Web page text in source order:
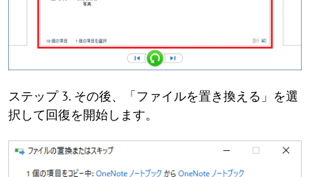
ステップ 3. その後、「ファイルを置き換える」を選
択して回復を開始します。